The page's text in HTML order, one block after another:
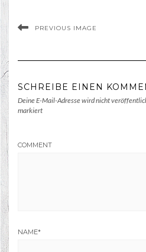
PREVIOUS IMAGE
SCHREIBE EINEN
Deine E-Mail-Adresse wird nicht
markiert
COMMENT
NAME*